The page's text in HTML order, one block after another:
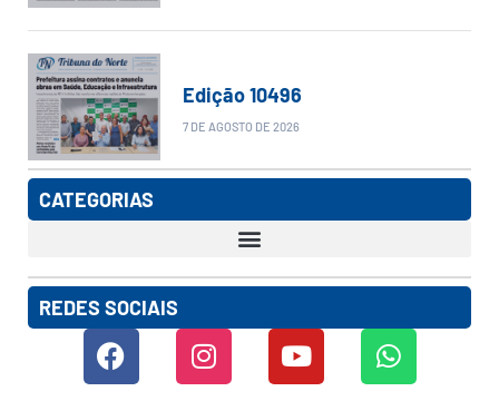
Edição 10496
7 DE AGOSTO DE 2026
CATEGORIAS
REDES SOCIAIS